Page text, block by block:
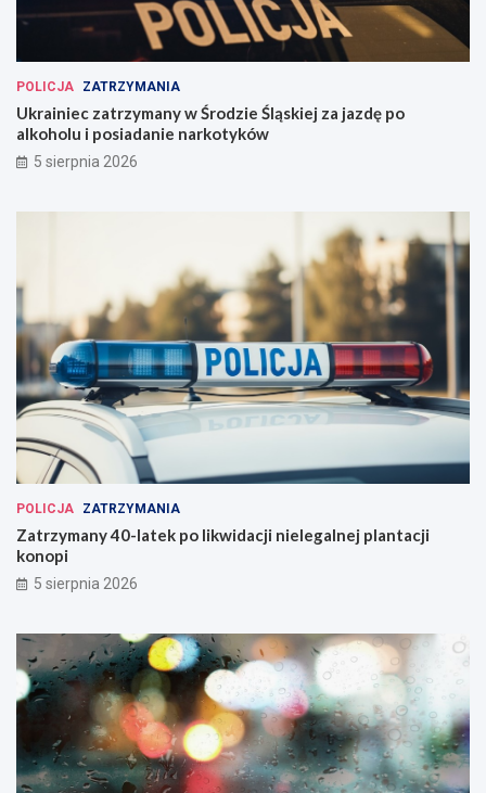
POLICJA ZATRZYMANIA
Ukrainiec zatrzymany w Środzie Śląskiej za jazdę po
alkoholu i posiadanie narkotyków
5 sierpnia 2026
POLICJA ZATRZYMANIA
Zatrzymany 40-latek po likwidacji nielegalnej plantacji
konopi
5 sierpnia 2026